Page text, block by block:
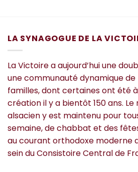
LA SYNAGOGUE DE LA
La Victoire a aujourd’hui une
une communauté dynamique de
familles, dont certaines ont été à
création il y a bientôt 150 ans.
alsacien y est maintenu pour
semaine, de chabbat et des
au courant orthodoxe moderne
sein du Consistoire Central de